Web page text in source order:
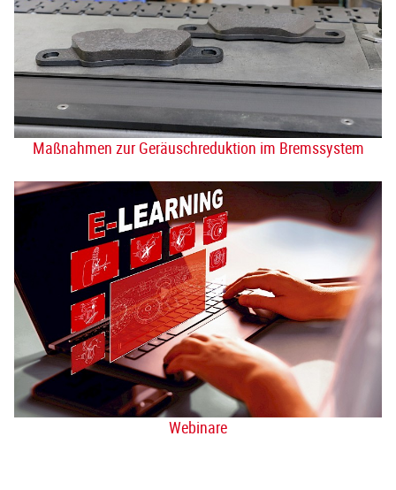
Maßnahmen zur Geräuschreduktion im Bremssystem
Webinare